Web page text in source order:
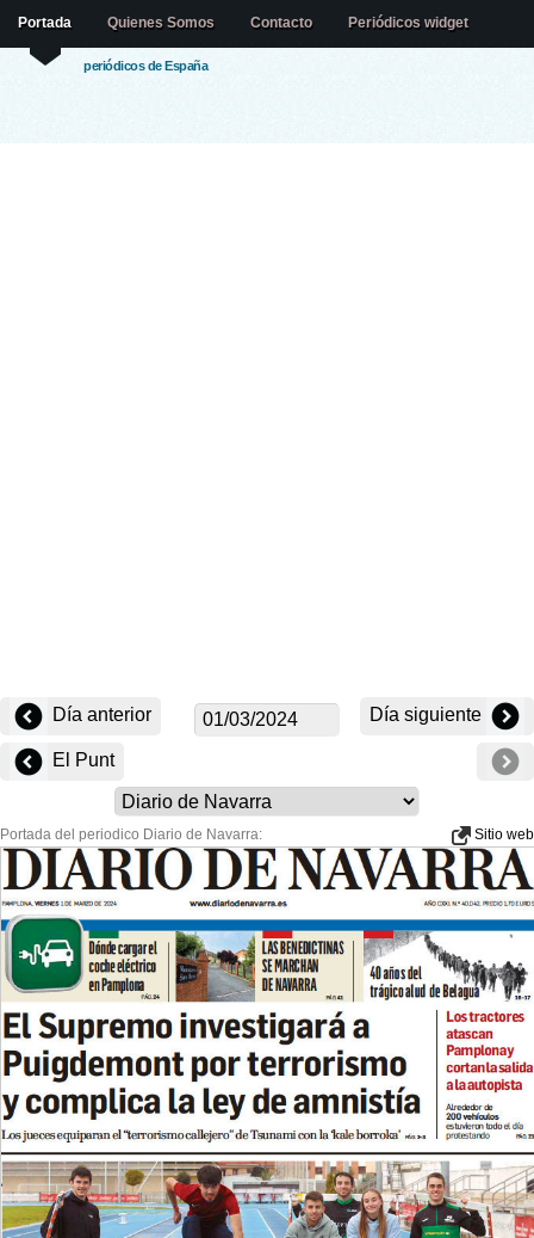
periódicos de España
Portada Quienes Somos Contacto Periódicos widget
Día anterior Día siguiente
El Punt
Portada del periodico Diario de Navarra: Sitio web